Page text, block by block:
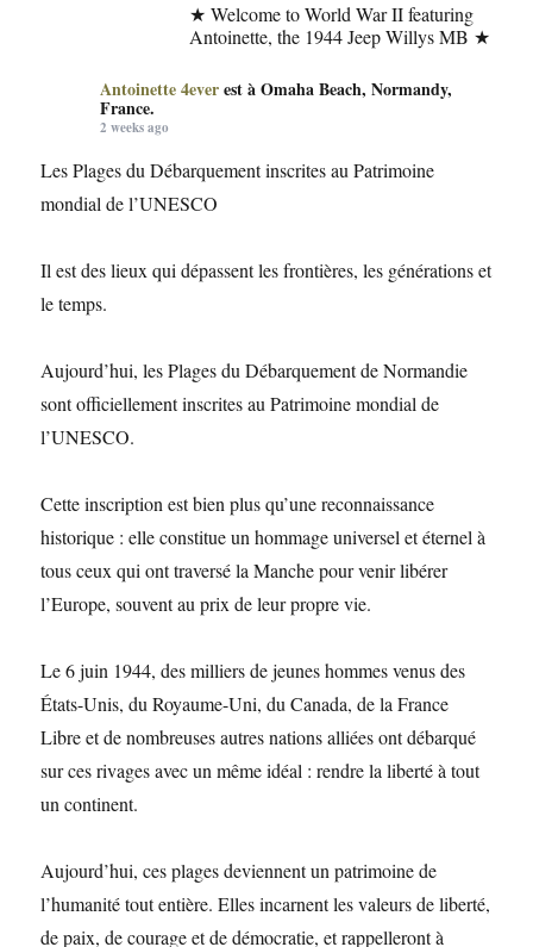
★ Welcome to World War II featuring
Antoinette, the 1944 Jeep Willys MB ★
Antoinette 4ever est à Omaha Beach, Normandy,
France.
2 weeks ago
Les Plages du Débarquement inscrites au Patrimoine
mondial de l’UNESCO
Il est des lieux qui dépassent les frontières, les générations et
le temps.
Aujourd’hui, les Plages du Débarquement de Normandie
sont officiellement inscrites au Patrimoine mondial de
l’UNESCO.
Cette inscription est bien plus qu’une reconnaissance
historique : elle constitue un hommage universel et éternel à
tous ceux qui ont traversé la Manche pour venir libérer
l’Europe, souvent au prix de leur propre vie.
Le 6 juin 1944, des milliers de jeunes hommes venus des
États-Unis, du Royaume-Uni, du Canada, de la France
Libre et de nombreuses autres nations alliées ont débarqué
sur ces rivages avec un même idéal : rendre la liberté à tout
un continent.
Aujourd’hui, ces plages deviennent un patrimoine de
l’humanité tout entière. Elles incarnent les valeurs de liberté,
de paix, de courage et de démocratie, et rappelleront à